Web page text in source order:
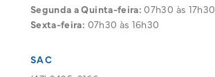
Segunda a Quinta-feira: 07h30 às 17h30
Sexta-feira: 07h30 às 16h30
SAC